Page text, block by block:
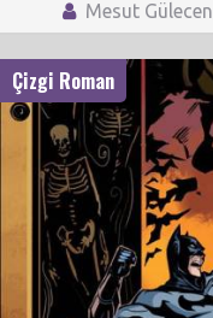
Mesut Gülecen
Çizgi Roman